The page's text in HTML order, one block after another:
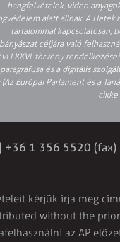
hangfelvételek, video
alatt állnak. A
tartalommal kapcsolatosan,
céljára való
LXXVI. törvény
paragrafusa és a digitális
Európai Parlament és a
cikke
+36 1 356 5520 (fax)
kérjük írja meg
without the
az AP